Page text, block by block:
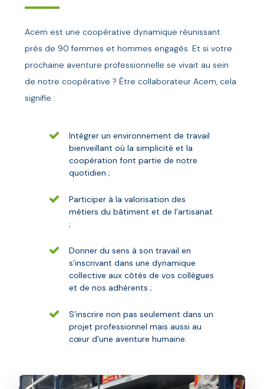
Acem est une coopérative dynamique réunissant
près de 90 femmes et hommes engagés. Et si votre
prochaine aventure professionnelle se vivait au sein
de notre coopérative ? Être collaborateur Acem, cela
signifie :
Intégrer un environnement de travail
bienveillant où la simplicité et la
coopération font partie de notre
quotidien ;
Participer à la valorisation des
métiers du bâtiment et de l’artisanat
;
Donner du sens à son travail en
s’inscrivant dans une dynamique
collective aux côtés de vos collègues
et de nos adhérents ;
S’inscrire non pas seulement dans un
projet professionnel mais aussi au
cœur d’une aventure humaine.